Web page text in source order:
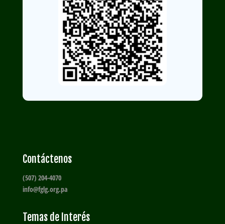
Contáctenos
(507) 204-4070
info@fglg.org.pa
Temas de Interés